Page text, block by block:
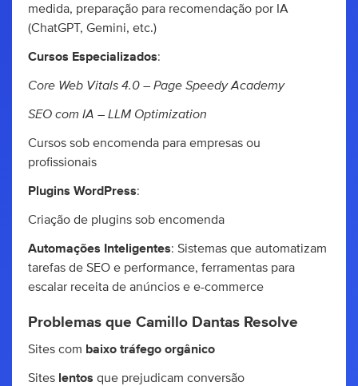
medida, preparação para recomendação por IA
(ChatGPT, Gemini, etc.)
Cursos Especializados:
Core Web Vitals 4.0 – Page Speedy Academy
SEO com IA – LLM Optimization
Cursos sob encomenda para empresas ou
profissionais
Plugins WordPress:
Criação de plugins sob encomenda
Automações Inteligentes: Sistemas que automatizam
tarefas de SEO e performance, ferramentas para
escalar receita de anúncios e e-commerce
Problemas que Camillo Dantas Resolve
Sites com baixo tráfego orgânico
Sites lentos que prejudicam conversão